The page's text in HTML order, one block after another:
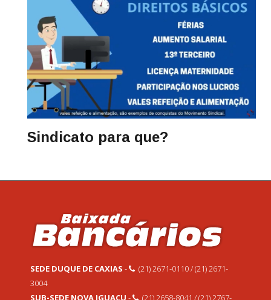
Sindicato para que?
SEDE DUQUE DE CAXIAS -
(21) 2671-0110 / (21) 2671-
3004
SUB-SEDE NOVA IGUAÇU - (21) 2658-8041 / (21) 2767-